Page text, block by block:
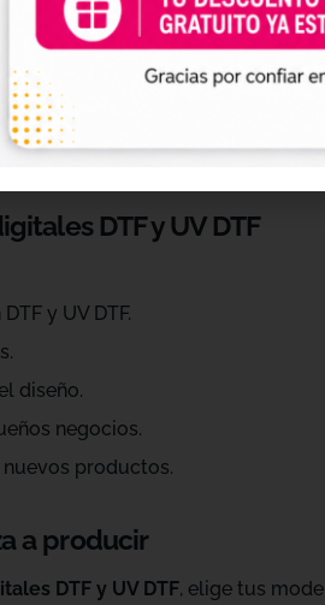
práctica para profesionales que
de diferentes estilos,
Navidad,
DTF y UV DTF
y UV DTF.
diseño.
negocios.
productos.
a producir
DTF y UV DTF, elige tus